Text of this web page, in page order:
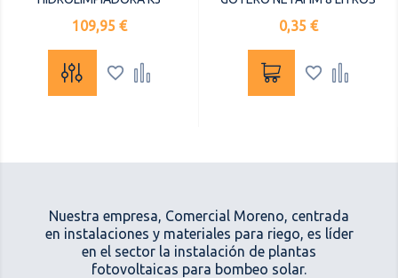
Precio
109,95 €
 
Precio
0,35 €
 
Nuestra empresa, Comercial Moreno, centrada
en instalaciones y materiales para riego, es líder
en el sector la instalación de plantas
fotovoltaicas para bombeo solar.